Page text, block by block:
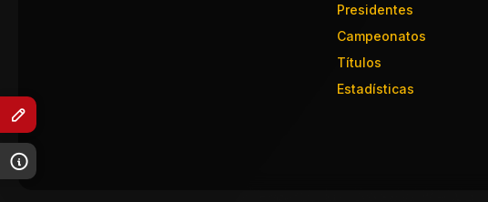
Presidentes
Campeonatos
Títulos
Estadísticas